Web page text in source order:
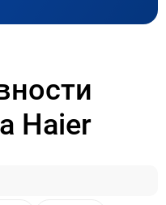
Haier